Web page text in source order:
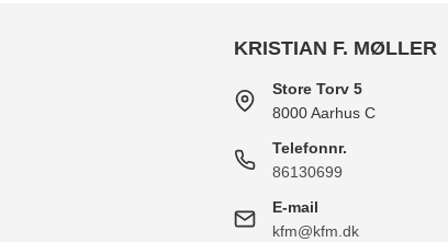
KRISTIAN F. MØLLER
Store Torv 5
8000 Aarhus C
Telefonnr.
86130699
E-mail
kfm@kfm.dk